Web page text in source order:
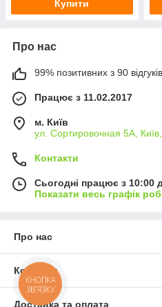
Купити
Про нас
99% позитивних з 90
Працює з 11.02.2017
м. Київ
ул. Сортировочная 5А,
Контакти
Сьогодні працює з 10:00
Показати весь графік
Про нас
Контакти
Доставка та оплата
КНОПКА
ЗВ'ЯЗКУ